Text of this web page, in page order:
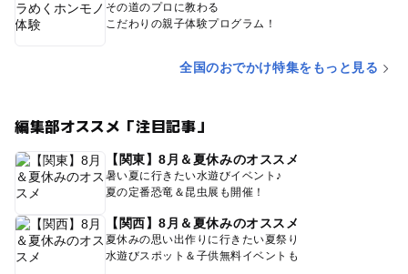
その道のプロに教わる
こだわりの親子体験プログラム！
全国のおでかけ特集をもっと見る
編集部オススメ「注目記事」
【関東】8月＆夏休みのオススメ
暑い夏に行きたい水遊びイベント♪
夏の定番恐竜＆昆虫展も開催！
【関西】8月＆夏休みのオススメ
夏休みの思い出作りに行きたい夏祭り
水遊びスポット＆子供無料イベントも